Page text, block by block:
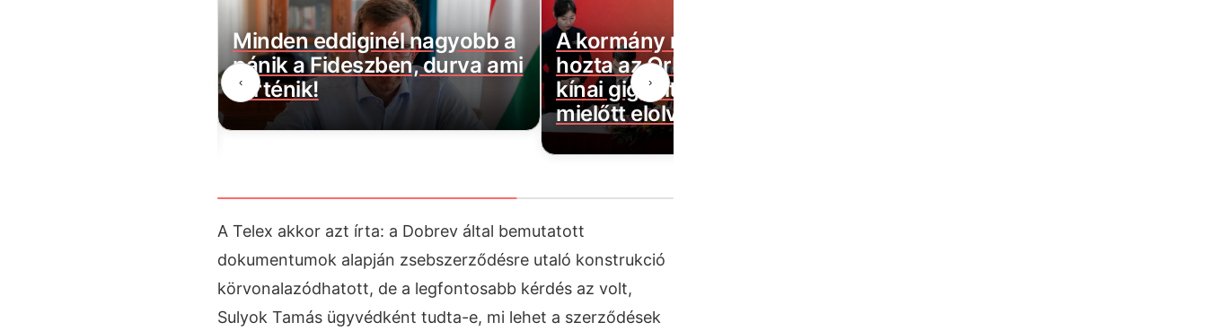
‹
Minden eddiginél nagyobb a
pánik a Fideszben, durva ami
történik!
A kormány nyilvánosságra
hozta az Orbánék által kötött
kínai gigahitel részleteit, ülj le
mielőtt elolvasod
›
A Telex akkor azt írta: a Dobrev által bemutatott
dokumentumok alapján zsebszerződésre utaló konstrukció
körvonalazódhatott, de a legfontosabb kérdés az volt,
Sulyok Tamás ügyvédként tudta-e, mi lehet a szerződések